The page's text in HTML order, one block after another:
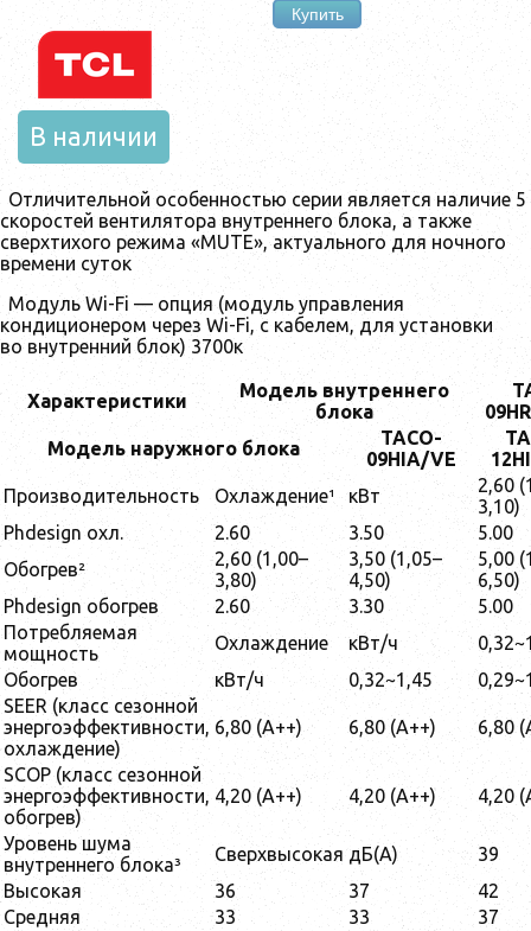
Купить
В наличии
Отличительной особенностью серии является наличие 5
скоростей вентилятора внутреннего блока, а также
сверхтихого режима «MUTE», актуального для ночного
времени суток
Модуль Wi-Fi — опция (модуль управления
кондиционером через Wi-Fi, с кабелем, для установки
во внутренний блок) 3700к
Характеристики
Модель внутреннего
блока
Модель наружного блока
TACO-
09HIA/VE
Производительность
Охлаждение¹ кВт
2,60
3,10)
Phdesign охл.
2.60 3.50
5.00
Обогрев²
2,60 (1,00–
3,80)
3,50 (1,05–
4,50)
5,00
6,50)
Phdesign обогрев
2.60 3.30
5.00
Потребляемая
мощность
Охлаждение кВт/ч
Обогрев
кВт/ч 0,32~1,45
SEER (класс сезонной
энергоэффективности,
охлаждение)
6,80 (А++) 6,80 (А++) 6,80
SCOP (класс сезонной
энергоэффективности,
обогрев)
4,20 (А++) 4,20 (А++) 4,20
Уровень шума
внутреннего блока³
Сверхвысокая дБ(A)
39
Высокая
36 37
42
Средняя
33 33
37